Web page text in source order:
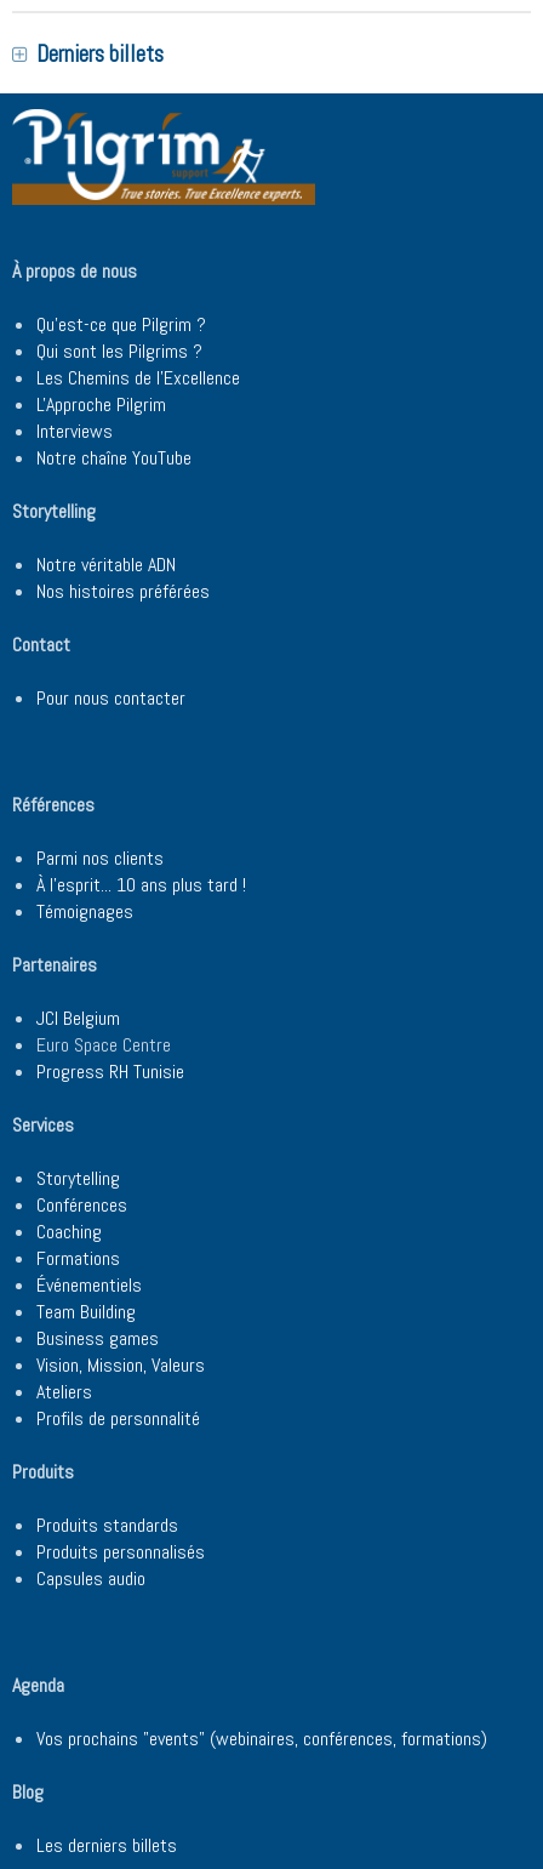
Derniers billets
À propos de nous
Qu'est-ce que Pilgrim ?
Qui sont les Pilgrims ?
Les Chemins de l'Excellence
L'Approche Pilgrim
Interviews
Notre chaîne YouTube
Storytelling
Notre véritable ADN
Nos histoires préférées
Contact
Pour nous contacter
Références
Parmi nos clients
À l'esprit... 10 ans plus tard !
Témoignages
Partenaires
JCI Belgium
Euro Space Centre
Progress RH Tunisie
Services
Storytelling
Conférences
Coaching
Formations
Événementiels
Team Building
Business games
Vision, Mission, Valeurs
Ateliers
Profils de personnalité
Produits
Produits standards
Produits personnalisés
Capsules audio
Agenda
Vos prochains "events" (webinaires, conférences, formations)
Blog
Les derniers billets